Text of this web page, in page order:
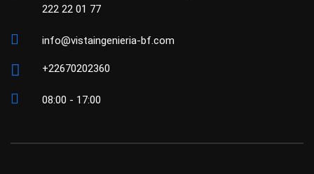
222 22 01 77
info@vistaingenieria-bf.com
+22670202360
08:00 - 17:00